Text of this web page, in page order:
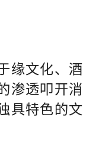
缘文化、酒
渗透叩开消
具特色的文